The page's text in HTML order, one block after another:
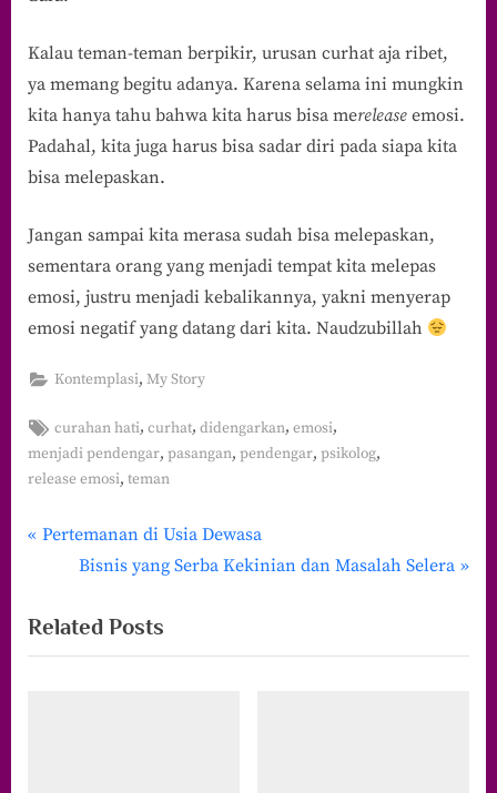
Kalau teman-teman berpikir, urusan curhat aja ribet,
ya memang begitu adanya. Karena selama ini mungkin
kita hanya tahu bahwa kita harus bisa merelease emosi.
Padahal, kita juga harus bisa sadar diri pada siapa kita
bisa melepaskan.
Jangan sampai kita merasa sudah bisa melepaskan,
sementara orang yang menjadi tempat kita melepas
emosi, justru menjadi kebalikannya, yakni menyerap
emosi negatif yang datang dari kita. Naudzubillah
Kontemplasi,My Story
Tags:
curahan hati,curhat,didengarkan,emosi,
menjadi pendengar, pasangan, pendengar, psikolog,
release emosi, teman
Navigasi
P
v
i
Pertemanan di Usia Dewasa
N
x
t
Bisnis yang Serba Kekinian dan Masalah Selera
Related Posts